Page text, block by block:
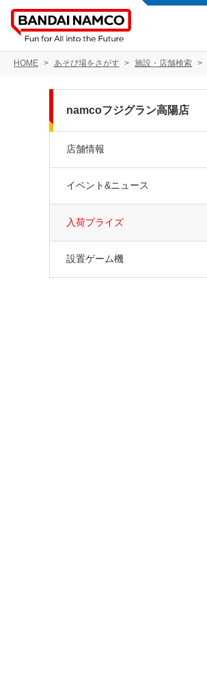
HOME あそび場をさがす 施設・店舗検索
namcoフジグラン高陽店
店舗情報
イベント&ニュース
入荷プライズ
設置ゲーム機